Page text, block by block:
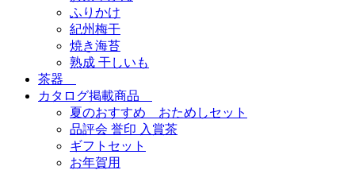
ふりかけ
紀州梅干
焼き海苔
熟成 干しいも
茶器
カタログ掲載商品
夏のおすすめ おためしセット
品評会 誉印 入賞茶
ギフトセット
お年賀用